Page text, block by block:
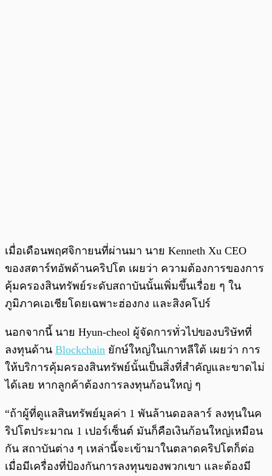
เมื่อเดือนพฤศจิกายนที่ผ่านมา นาย Kenneth Xu CEO
ของสตาร์ทอัพด้านคริปโต เผยว่า ความต้องการของการ
คุ้มครองสินทรัพย์ระดับสถาบันนั้นเพิ่มขึ้นเรื่อย ๆ ใน
ภูมิภาคเอเชียโดยเฉพาะฮ่องกง และสิงคโปร์
นอกจากนี้ นาย Hyun-cheol ผู้จัดการทั่วไปของบริษัทที่
ลงทุนด้าน Blockchain ยักษ์ใหญ่ในเกาหลีใต้ เผยว่า การ
ให้บริการคุ้มครองสินทรัพย์นั้นเป็นสิ่งที่สำคัญและขาดไม่
ได้เลย หากลูกค้าต้องการลงทุนก้อนใหญ่ ๆ
“ถ้าผู้ที่ดูแลสินทรัพย์มูลค่า 1 พันล้านดอลลาร์ ลงทุนในค
ริปโตประมาณ 1 เปอร์เซ็นต์ มันก็คือเงินก้อนใหญ่เหมือน
กัน สถาบันต่าง ๆ เหล่านี้จะเข้ามาในตลาดคริปโตก็ต่อ
เมื่อมีเครื่องที่ป้องกันการลงทุนของพวกเขา และต้องมี